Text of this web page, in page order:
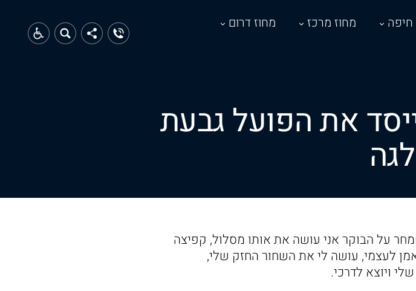
חיפה מחוז מרכז
מחוז דרום
את הפועל גבעת
על הבוקר אני עושה את אותו מסלול, קפיצה
לעצמי, עושה לי את השחור החזק שלי,
ויוצא לדרכי.